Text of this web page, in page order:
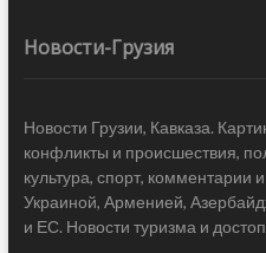
Новости-Грузия
Новости Грузии, Кавказа.
конфликты и происшествия,
культура, спорт, комментарии
Украиной, Арменией,
и ЕС. Новости туризма и